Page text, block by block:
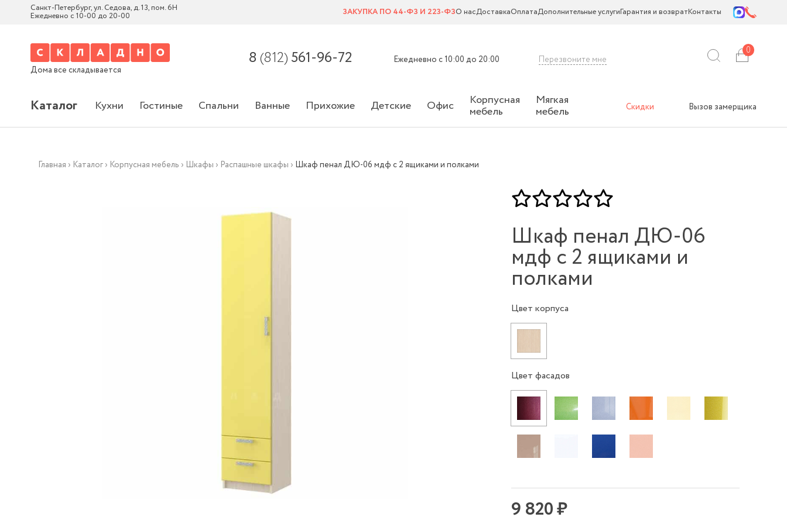
Санкт-Петербург, ул. Седова, д. 13, пом. 6Н
Ежедневно с 10-00 до 20-00 ЗАКУПКА ПО 44-ФЗ И 223-ФЗО насДоставкаОплатаДополнительные услугиГарантия и возвратКонтакты
Дома все складывается
8 (812) 561-96-72 Ежедневно с 10:00 до 20:00 Перезвоните мне
0
Каталог Кухни Гостиные Спальни Ванные Прихожие Детские Офис Корпусная
мебель
Мягкая
мебель Скидки Вызов замерщика
Главная › Каталог › Корпусная мебель › Шкафы › Распашные шкафы › Шкаф пенал ДЮ-06 мдф с 2 ящиками и полками
Шкаф пенал ДЮ-06
мдф с 2 ящиками и
полками
Цвет корпуса
Цвет фасадов
9 820 ₽